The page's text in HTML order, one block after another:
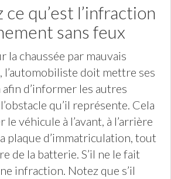
qu’est l’infraction
sans feux
la chaussée par mauvais
l’automobiliste doit mettre ses
d’informer les autres
qu’il représente. Cela
le véhicule à l’avant, à l’arrière
plaque d’immatriculation, tout
de la batterie. S’il ne le fait
infraction. Notez que s’il